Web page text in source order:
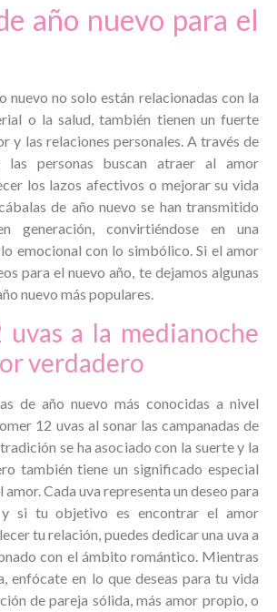
año nuevo para el
nuevo no solo están relacionadas con la
o la salud, también tienen un fuerte
y las relaciones personales. A través de
las personas buscan atraer al amor
los lazos afectivos o mejorar su vida
de año nuevo se han transmitido
generación, convirtiéndose en una
emocional con lo simbólico. Si el amor
para el nuevo año, te dejamos algunas
nuevo más populares.
uvas a la medianoche
verdadero
de año nuevo más conocidas a nivel
12 uvas al sonar las campanadas de
se ha asociado con la suerte y la
también tiene un significado especial
amor. Cada uva representa un deseo para
si tu objetivo es encontrar el amor
tu relación, puedes dedicar una uva a
con el ámbito romántico. Mientras
enfócate en lo que deseas para tu vida
de pareja sólida, más amor propio, o